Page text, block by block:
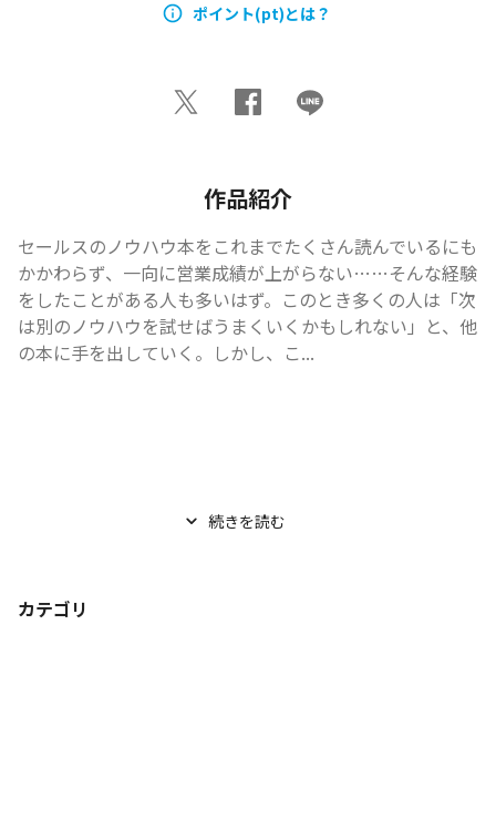
ポイント(pt)とは？
作品紹介
セールスのノウハウ本をこれまでたくさん読んでいるにも
かかわらず、一向に営業成績が上がらない……そんな経験
をしたことがある人も多いはず。このとき多くの人は「次
は別のノウハウを試せばうまくいくかもしれない」と、他
の本に手を出していく。しかし、こ...
続きを読む
カテゴリ